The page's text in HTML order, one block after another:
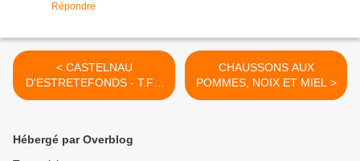
Répondre
< CASTELNAU
D'ESTRETEFONDS - T.F.C
- OL
CHAUSSONS AUX
POMMES, NOIX ET MIEL >
Hébergé par Overblog